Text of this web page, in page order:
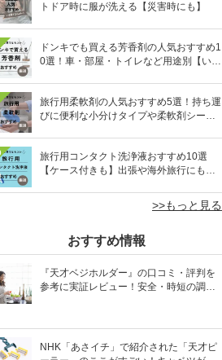
トドア時に服が洗える【災害時にも】
ドンキでも買える芳香剤の人気おすすめ1
0選！車・部屋・トイレなど用途別【いい
旅行用柔軟剤の人気おすすめ5選！持ち運
びに便利な小分けタイプや柔軟剤シート
旅行用コンタクト洗浄液おすすめ10選
【ケース付きも】出張や海外旅行にも便
>>もっと見る
おすすめ情報
『天才ベジホルダー』の口コミ・評判を
参考に実証レビュー！安全・時短の調理
NHK「あさイチ」で紹介された「天才ピ